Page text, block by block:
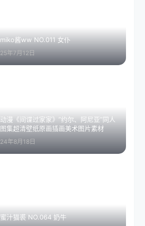
miko酱ww NO.011 女仆
25年7月12日
动漫《间谍过家家》”约尔、阿尼亚”同人
图集超清壁纸原画插画美术图片素材
24年8月18日
蜜汁猫裘 NO.064 奶牛